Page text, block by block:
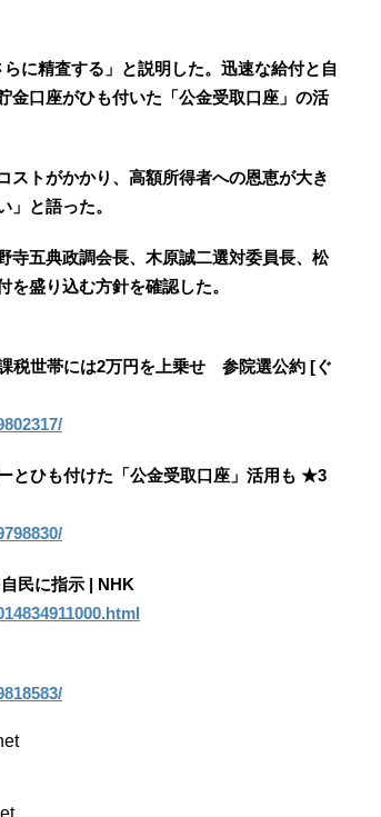
に精査する」と説明した。迅速な給付と自
金口座がひも付いた「公金受取口座」の活
ストがかかり、高額所得者への恩恵が大き
と語った。
寺五典政調会長、木原誠二選対委員長、松
盛り込む方針を確認した。
税世帯には2万円を上乗せ 参院選公約 [ぐ
とひも付けた「公金受取口座」活用も ★3
民に指示 | NHK